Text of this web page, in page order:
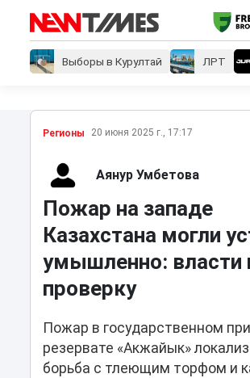
Выборы в Курултай ЛРТ
Регионы 20 июня 2025 г., 17:17
Аянур Умбетова
Пожар на западе
Казахстана могли
умышленно: власти
проверку
Пожар в государственном
резервате «Акжайык»
борьба с тлеющим торфом и